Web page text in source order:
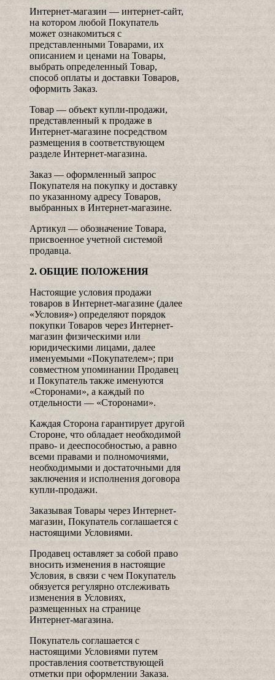
Интернет-магазин — интернет-сайт,
на котором любой Покупатель
может ознакомиться с
представленными Товарами, их
описанием и ценами на Товары,
выбрать определенный Товар,
способ оплаты и доставки Товаров,
оформить Заказ.
Товар — объект купли-продажи,
представленный к продаже в
Интернет-магазине посредством
размещения в соответствующем
разделе Интернет-магазина.
Заказ — оформленный запрос
Покупателя на покупку и доставку
по указанному адресу Товаров,
выбранных в Интернет-магазине.
Артикул — обозначение Товара,
присвоенное учетной системой
продавца.
2. ОБЩИЕ ПОЛОЖЕНИЯ
Настоящие условия продажи
товаров в Интернет-магазине (далее
«Условия») определяют порядок
покупки Товаров через Интернет-
магазин физическими или
юридическими лицами, далее
именуемыми «Покупателем»; при
совместном упоминании Продавец
и Покупатель также именуются
«Сторонами», а каждый по
отдельности — «Сторонами».
Каждая Сторона гарантирует другой
Стороне, что обладает необходимой
право- и дееспособностью, а равно
всеми правами и полномочиями,
необходимыми и достаточными для
заключения и исполнения договора
купли-продажи.
Заказывая Товары через Интернет-
магазин, Покупатель соглашается с
настоящими Условиями.
Продавец оставляет за собой право
вносить изменения в настоящие
Условия, в связи с чем Покупатель
обязуется регулярно отслеживать
изменения в Условиях,
размещенных на странице
Интернет-магазина.
Покупатель соглашается с
настоящими Условиями путем
проставления соответствующей
отметки при оформлении Заказа.